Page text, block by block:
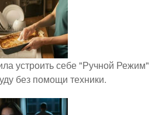
устроить себе "Ручной Режим"
без помощи техники.